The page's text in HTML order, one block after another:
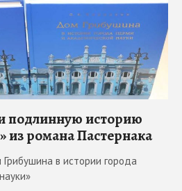
подлинную историю
из романа Пастернака
в истории города